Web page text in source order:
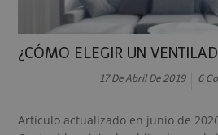
¿CÓMO ELEGIR UN
17 De Abril De 2019 6
Artículo actualizado en junio de